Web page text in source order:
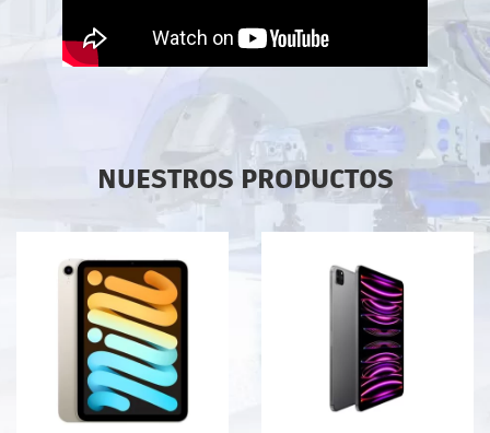
NUESTROS PRODUCTOS